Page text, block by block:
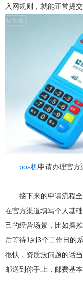
入网规则，就能正常提交
pos机申请办理官方
接下来的申请流程全
在官方渠道填写个人基
己的经营场景，比如摆
后等待1到3个工作日的
很快，资质没问题的话
邮送到你手上，邮费基